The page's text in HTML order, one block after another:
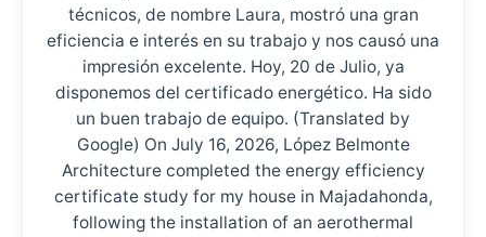
técnicos, de nombre Laura, mostró una gran
eficiencia e interés en su trabajo y nos causó una
impresión excelente. Hoy, 20 de Julio, ya
disponemos del certificado energético. Ha sido
un buen trabajo de equipo. (Translated by
Google) On July 16, 2026, López Belmonte
Architecture completed the energy efficiency
certificate study for my house in Majadahonda,
following the installation of an aerothermal